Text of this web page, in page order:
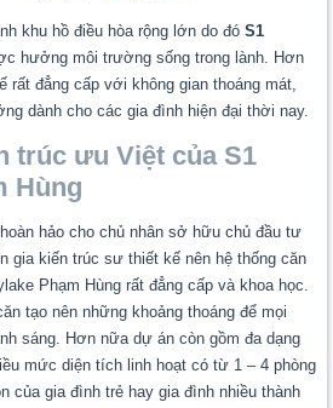
khu hồ điều hòa rộng lớn do đóS1
hưởng môi trường sống trong lành. Hơn
đẳng cấp với không gian thoáng mát,
dành cho các gia đình hiện đại thời nay.
trúc ưu Việt của S1
Hùng
hảo cho chủ nhân sở hữu chủ đầu tư
gia kiến trúc sư thiết kế nên hệ thống căn
Phạm Hùng rất đẳng cấp và khoa học.
tạo nên những khoảng thoáng để mọi
sáng. Hơn nữa dự án còn gồm đa dạng
mức diện tích linh hoạt có từ 1 – 4 phòng
của gia đình trẻ hay gia đình nhiều thành